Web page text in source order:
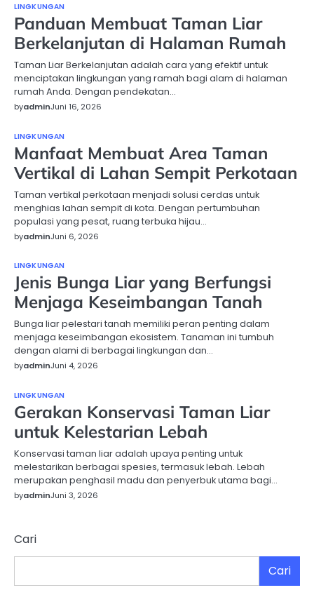
LINGKUNGAN
Panduan Membuat Taman Liar
Berkelanjutan di Halaman Rumah
Taman Liar Berkelanjutan adalah cara yang efektif untuk
menciptakan lingkungan yang ramah bagi alam di halaman
rumah Anda. Dengan pendekatan…
byadminJuni 16, 2026
LINGKUNGAN
Manfaat Membuat Area Taman
Vertikal di Lahan Sempit Perkotaan
Taman vertikal perkotaan menjadi solusi cerdas untuk
menghias lahan sempit di kota. Dengan pertumbuhan
populasi yang pesat, ruang terbuka hijau…
byadminJuni 6, 2026
LINGKUNGAN
Jenis Bunga Liar yang Berfungsi
Menjaga Keseimbangan Tanah
Bunga liar pelestari tanah memiliki peran penting dalam
menjaga keseimbangan ekosistem. Tanaman ini tumbuh
dengan alami di berbagai lingkungan dan…
byadminJuni 4, 2026
LINGKUNGAN
Gerakan Konservasi Taman Liar
untuk Kelestarian Lebah
Konservasi taman liar adalah upaya penting untuk
melestarikan berbagai spesies, termasuk lebah. Lebah
merupakan penghasil madu dan penyerbuk utama bagi…
byadminJuni 3, 2026
Cari
Cari